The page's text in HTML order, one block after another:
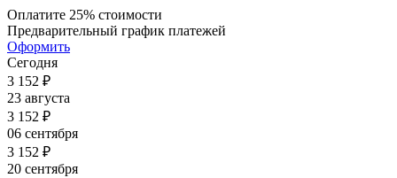
Оплатите 25% стоимости
Предварительный график платежей
Оформить
Сегодня
3 152 ₽
23 августа
3 152 ₽
06 сентября
3 152 ₽
20 сентября